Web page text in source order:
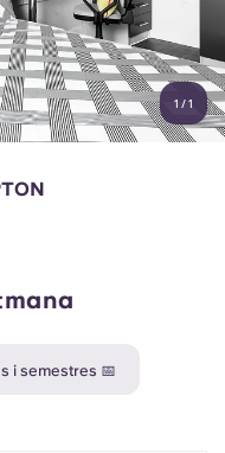
Llengua
French
1 /1
i semestres 📅